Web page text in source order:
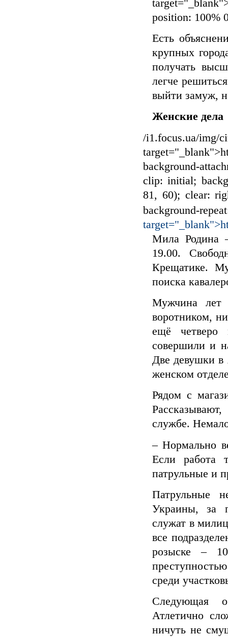
position: 100%
Есть
крупных
получать
легче
выйти замуж,
Женские дела
/i1.focus.ua/img/
background-
clip: initial;
81, 60); clear:
background-
Мила Родина
19.00.
Крещатике.
поиска
Мужчина лет
воротником,
ещё четверо
совершили и
Две девушки в
женском
Рядом с
службе.
– Нормально
Если работа
патрульные и
Патрульные
Украины, за
служат в
все
розыске –
среди
Следующая
Атлетично
ничуть не